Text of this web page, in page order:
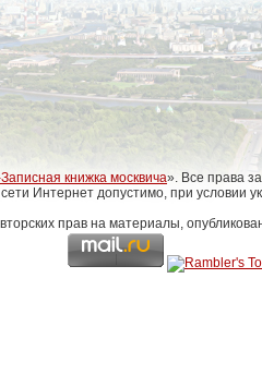
книжка москвича». Все права
Интернет допустимо, при условии
прав на материалы,